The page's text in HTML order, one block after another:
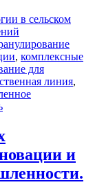
в сельском
, комплексные
для
линия,
и